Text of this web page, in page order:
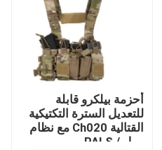
أحزمة بيلكرو قابلة
للتعديل السترة التكتيكية
القتالية Ch020 مع نظام
مول / PALS